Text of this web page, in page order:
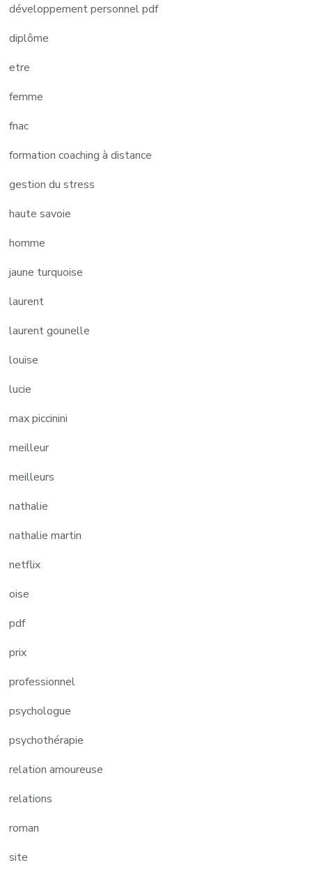
développement personnel pdf
diplôme
etre
femme
fnac
formation coaching à distance
gestion du stress
haute savoie
homme
jaune turquoise
laurent
laurent gounelle
louise
lucie
max piccinini
meilleur
meilleurs
nathalie
nathalie martin
netflix
oise
pdf
prix
professionnel
psychologue
psychothérapie
relation amoureuse
relations
roman
site